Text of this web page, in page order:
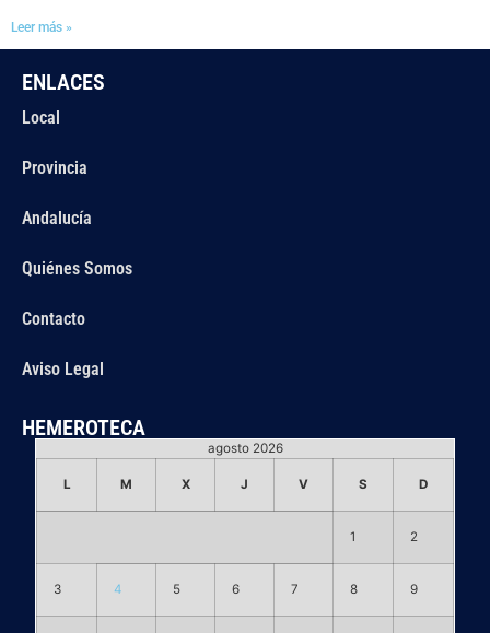
Leer más »
ENLACES
Local
Provincia
Andalucía
Quiénes Somos
Contacto
Aviso Legal
HEMEROTECA
agosto 2026
L M X J V S D
1 2
3 4 5 6 7 8 9